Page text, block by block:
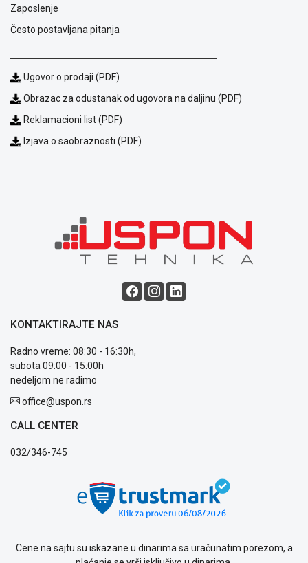
prijava
kvara
Politika
o
kolačićima
garancije
OUTLET
Zaposlenje
Često postavljana pitanja
Ugovor o prodaji (PDF)
Obrazac za odustanak od ugovora na daljinu (PDF)
Reklamacioni list (PDF)
Izjava o saobraznosti (PDF)
KONTAKTIRAJTE NAS
Radno vreme: 08:30 - 16:30h,
subota 09:00 - 15:00h
nedeljom ne radimo
office@uspon.rs
CALL CENTER
032/346-745
Cene na sajtu su iskazane u dinarima sa uračunatim porezom, a